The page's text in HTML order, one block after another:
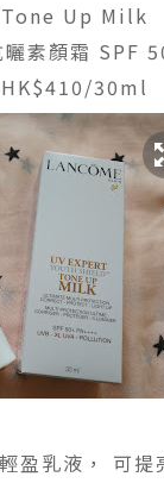
Tone Up Milk
曬素顏霜 SPF
HK$410/30ml
盈乳液， 可提